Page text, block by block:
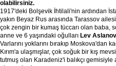
olabilirsiniz.
1917'deki Bolşevik İhtilali'nin ardından
yakın Beyaz Rus arasında Tarassov
çok zengin bir kumaş tüccarı olan baba,
anne ve 6 yaşındaki oğulları Lev
Varlarını yoklarını bırakıp Moskova'dan
Kırım'a ulaşmışlar, çok soğuk bir kış
tutmuş olan Karadeniz'i balıkçı gemisiyle